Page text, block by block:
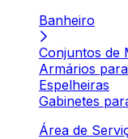
Banheiro
Conjuntos de
Armários
Espelheiras
Gabinetes
Área de